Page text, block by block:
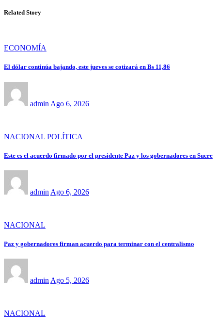
Related Story
ECONOMÍA
El dólar continúa bajando, este jueves se cotizará en Bs 11,86
admin Ago 6, 2026
NACIONAL POLÍTICA
Este es el acuerdo firmado por el presidente Paz y los gobernadores en Sucre
admin Ago 6, 2026
NACIONAL
Paz y gobernadores firman acuerdo para terminar con el centralismo
admin Ago 5, 2026
NACIONAL